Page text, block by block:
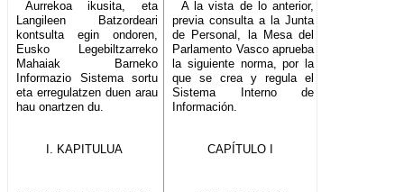
Aurrekoa ikusita, eta
Langileen Batzordeari
kontsulta egin ondoren,
Eusko Legebiltzarreko
Mahaiak Barneko
Informazio Sistema sortu
eta erregulatzen duen arau
hau onartzen du.
A la vista de lo anterior,
previa consulta a la Junta
de Personal, la Mesa del
Parlamento Vasco aprueba
la siguiente norma, por la
que se crea y regula el
Sistema Interno de
Información.
I. KAPITULUA CAPÍTULO I